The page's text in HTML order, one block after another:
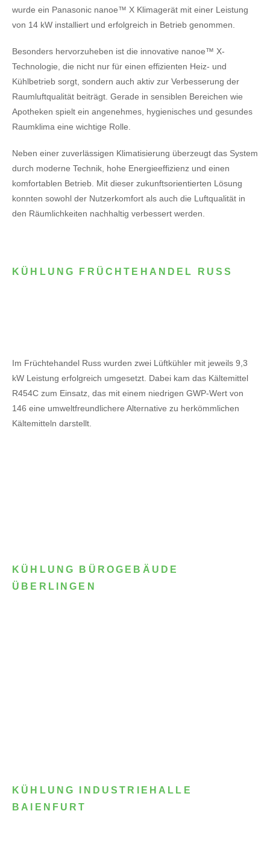
wurde ein Panasonic nanoe™ X Klimagerät mit einer Leistung
von 14 kW installiert und erfolgreich in Betrieb genommen.
Besonders hervorzuheben ist die innovative nanoe™ X-
Technologie, die nicht nur für einen effizienten Heiz- und
Kühlbetrieb sorgt, sondern auch aktiv zur Verbesserung der
Raumluftqualität beiträgt. Gerade in sensiblen Bereichen wie
Apotheken spielt ein angenehmes, hygienisches und gesundes
Raumklima eine wichtige Rolle.
Neben einer zuverlässigen Klimatisierung überzeugt das System
durch moderne Technik, hohe Energieeffizienz und einen
komfortablen Betrieb. Mit dieser zukunftsorientierten Lösung
konnten sowohl der Nutzerkomfort als auch die Luftqualität in
den Räumlichkeiten nachhaltig verbessert werden.
KÜHLUNG FRÜCHTEHANDEL RUSS
Im Früchtehandel Russ wurden zwei Lüftkühler mit jeweils 9,3
kW Leistung erfolgreich umgesetzt. Dabei kam das Kältemittel
R454C zum Einsatz, das mit einem niedrigen GWP-Wert von
146 eine umweltfreundlichere Alternative zu herkömmlichen
Kältemitteln darstellt.
KÜHLUNG BÜROGEBÄUDE
ÜBERLINGEN
KÜHLUNG INDUSTRIEHALLE
BAIENFURT